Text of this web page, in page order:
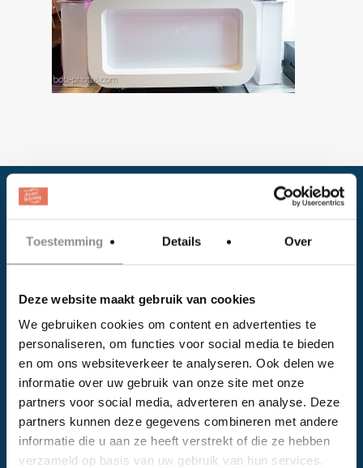
Toestemming Details Over
Deze website maakt gebruik van cookies
We gebruiken cookies om content en advertenties te
personaliseren, om functies voor social media te bieden
en om ons websiteverkeer te analyseren. Ook delen we
informatie over uw gebruik van onze site met onze
partners voor social media, adverteren en analyse. Deze
partners kunnen deze gegevens combineren met andere
informatie die u aan ze heeft verstrekt of die ze hebben
verzameld op basis van uw gebruik van hun services.
Instagram
Bedrijven